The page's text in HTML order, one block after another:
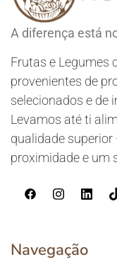
A diferença está
Frutas e Legumes
provenientes de
selecionados e de
Levamos até ti
qualidade
proximidade e um
Navegação